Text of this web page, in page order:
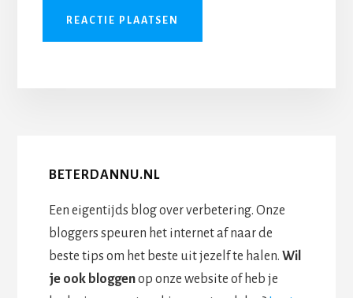
BETERDANNU.NL
Een eigentijds blog over verbetering. Onze
bloggers speuren het internet af naar de
beste tips om het beste uit jezelf te halen.Wil
je ook bloggenop onze website of heb je